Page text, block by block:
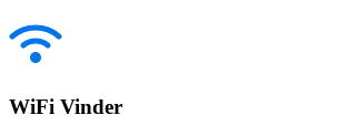
WiFi Vinder